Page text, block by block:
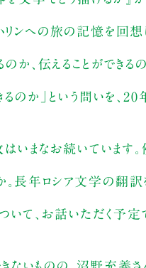
ンへの旅の記憶を回
か、伝えることができるの
るのか」という問いを
いまなお続いていま
。長年ロシア文学の翻
て、お話いただく予定